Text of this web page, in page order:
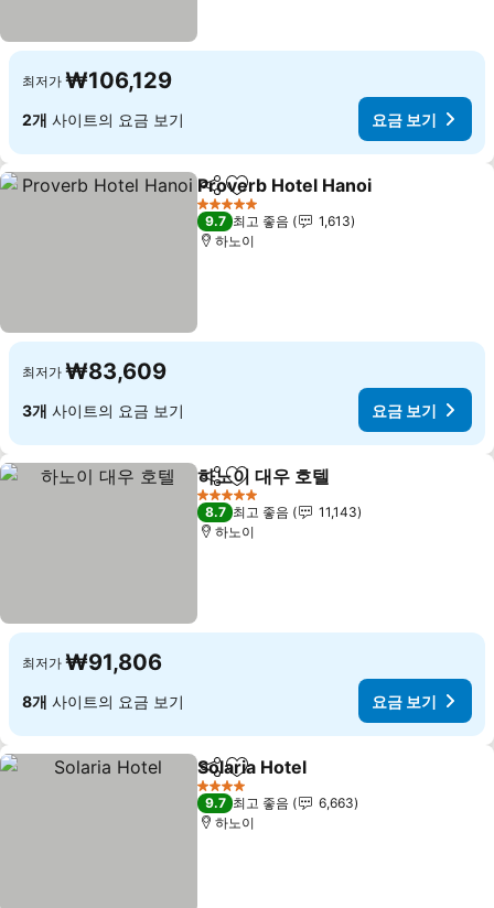
최저가 ₩106,129
2개 사이트의 요금 보기 요금 보기
공유 즐겨찾기에 추가
Proverb Hotel Hanoi
5 성급
9.7 최고 좋음
1,613
하노이
최저가 ₩83,609
3개 사이트의 요금 보기 요금 보기
공유 즐겨찾기에 추가
하노이 대우 호텔
5 성급
8.7 최고 좋음
11,143
하노이
최저가 ₩91,806
8개 사이트의 요금 보기 요금 보기
공유 즐겨찾기에 추가
Solaria Hotel
4 성급
9.7 최고 좋음
6,663
하노이